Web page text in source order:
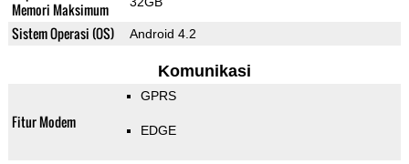
Memori Maksimum
Sistem Operasi (OS) Android 4.2
Komunikasi
Fitur Modem
GPRS
EDGE